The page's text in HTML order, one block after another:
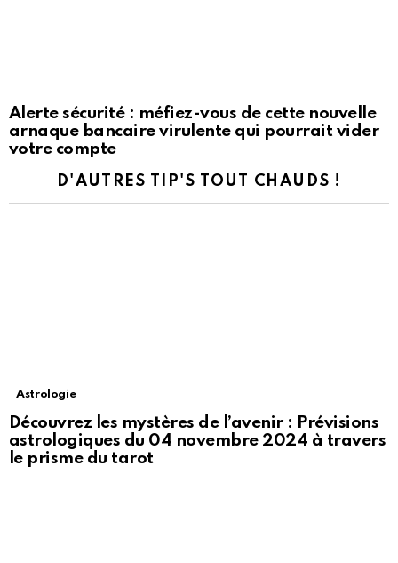
Alerte sécurité : méfiez-vous de cette nouvelle
arnaque bancaire virulente qui pourrait vider
votre compte
D'AUTRES TIP'S TOUT CHAUDS !
Astrologie
Découvrez les mystères de l’avenir : Prévisions
astrologiques du 04 novembre 2024 à travers
le prisme du tarot